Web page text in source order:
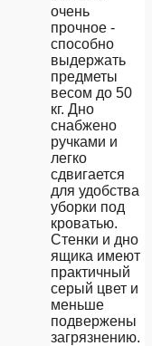
очень
прочное -
способно
выдержать
предметы
весом до 50
кг. Дно
снабжено
ручками и
легко
сдвигается
для удобства
уборки под
кроватью.
Стенки и дно
ящика имеют
практичный
серый цвет и
меньше
подвержены
загрязнению.